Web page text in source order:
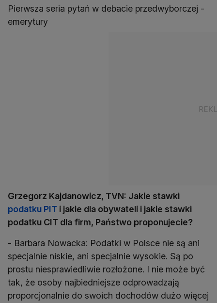
Pierwsza seria pytań w debacie przedwyborczej -
emerytury
Grzegorz Kajdanowicz, TVN: Jakie stawki
podatku PIT i jakie dla obywateli i jakie stawki
podatku CIT dla firm, Państwo proponujecie?
- Barbara Nowacka: Podatki w Polsce nie są ani
specjalnie niskie, ani specjalnie wysokie. Są po
prostu niesprawiedliwie rozłożone. I nie może być
tak, że osoby najbiedniejsze odprowadzają
proporcjonalnie do swoich dochodów dużo więcej